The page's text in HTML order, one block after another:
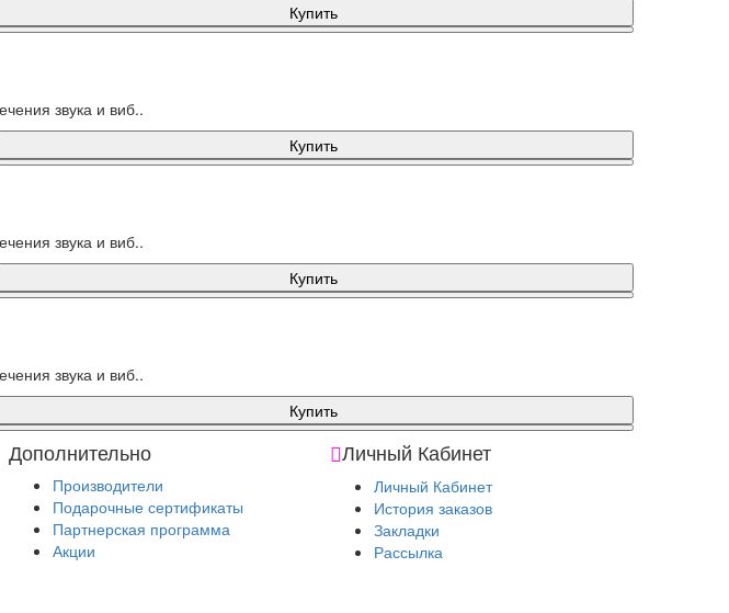
Купить
звука и виб..
Купить
звука и виб..
Купить
звука и виб..
Купить
Дополнительно
Производители
Подарочные сертификаты
Партнерская программа
Акции
Личный Кабинет
Личный Кабинет
История заказов
Закладки
Рассылка